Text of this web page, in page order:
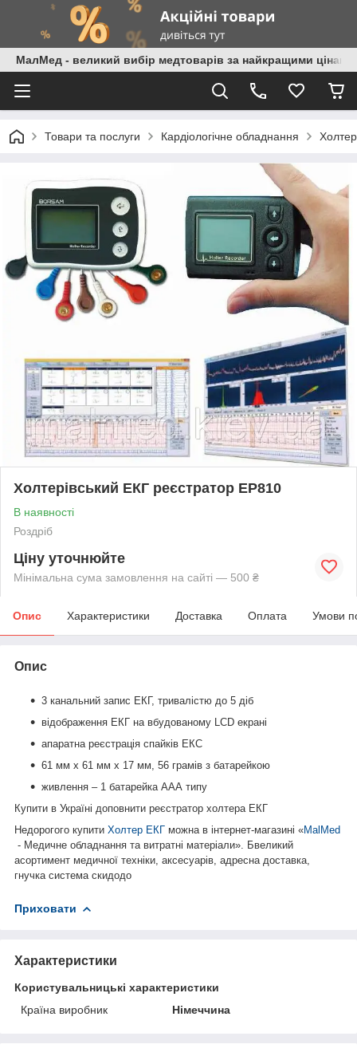
МалМед - великий вибір медтоварів за найкращими цінами
Товари та послуги Кардіологічне обладнання
Холтерівський ЕКГ реєстратор EP810
В наявності
Роздріб
Ціну уточнюйте
Мінімальна сума замовлення на сайті — 500 ₴
Опис Характеристики Доставка Оплата Умови
Опис
3 канальний запис ЕКГ, тривалістю до 5 діб
відображення ЕКГ на вбудованому LCD екрані
апаратна реєстрація спайків ЕКС
61 мм x 61 мм x 17 мм, 56 грамів з батарейкою
живлення – 1 батарейка ААА типу
Купити в Україні доповнити реєстратор холтера ЕКГ
Недорогого купити Холтер ЕКГ можна в інтернет-магазині «MalMed
- Медичне обладнання та витратні матеріали»
Бвеликий
асортимент медичної техніки, аксесуарів, адресна доставка,
гнучка система скидодо
Приховати
Характеристики
Користувальницькі характеристики
Країна виробник
Німеччина